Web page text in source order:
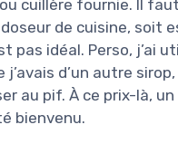
cuillère fournie. Il
de cuisine, soit
pas idéal. Perso, j’ai
d’un autre
au pif. À ce prix-là,
bienvenu.